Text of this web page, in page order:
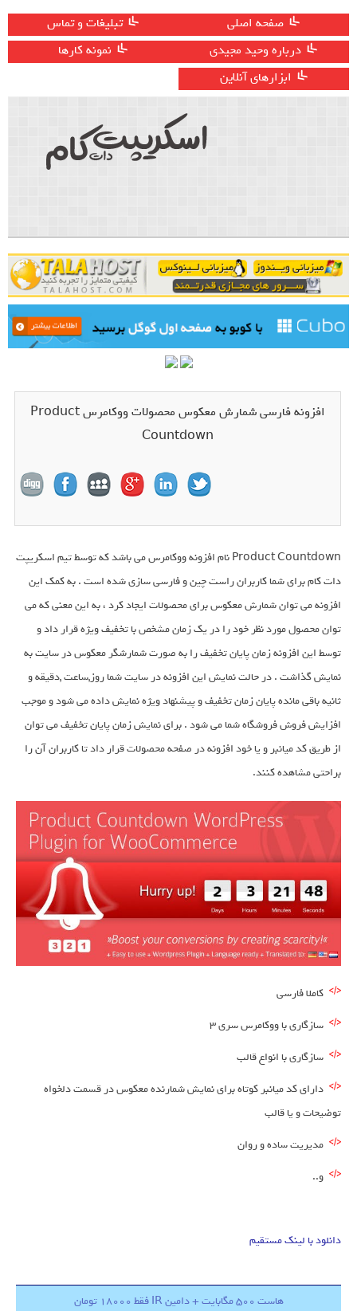
صفحه اصلی
تبلیغات و تماس
درباره وحید مجیدی
نمونه کارها
ابزارهای آنلاین
افزونه فارسی شمارش معکوس محصولات ووکامرس Product
Countdown
Product Countdown نام افزونه ووکامرس می باشد که توسط تیم اسکریپت
دات کام برای شما کاربران راست چین و فارسی سازی شده است . به کمک این
افزونه می توان شمارش معکوس برای محصولات ایجاد کرد ، به این معنی که می
توان محصول مورد نظر خود را در یک زمان مشخص با تخفیف ویژه قرار داد و
توسط این افزونه زمان پایان تخفیف را به صورت شمارشگر معکوس در سایت به
نمایش گذاشت . در حالت نمایش این افزونه در سایت شما روز,ساعت ,دقیقه و
ثانیه باقی مانده پایان زمان تخفیف و پیشنهاد ویژه نمایش داده می شود و موجب
افزایش فروش فروشگاه شما می شود . برای نمایش زمان پایان تخفیف می توان
از طریق کد میانبر و یا خود افزونه در صفحه محصولات قرار داد تا کاربران آن را
براحتی مشاهده کنند.
کاملا فارسی
سازگاری با ووکامرس سری 3
سازگاری با انواع قالب
دارای کد میانبر کوتاه برای نمایش شمارنده معکوس در قسمت دلخواه
توضیحات و یا قالب
مدیریت ساده و روان
و..
دانلود با لینک مستقیم
هاست 500 مگابایت + دامین IR فقط 18000 تومان